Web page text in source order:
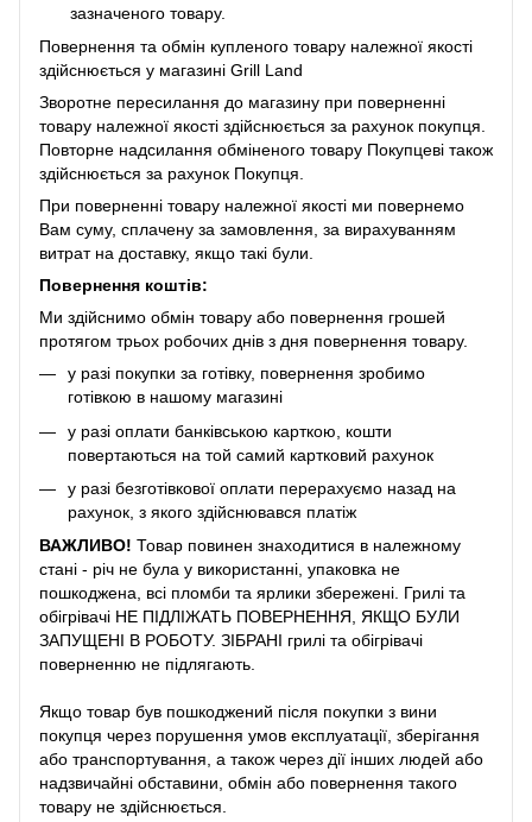
зазначеного товару.
Повернення та обмін купленого товару належної якості
здійснюється у магазині Grill Land
Зворотне пересилання до магазину при поверненні
товару належної якості здійснюється за рахунок покупця.
Повторне надсилання обміненого товару Покупцеві також
здійснюється за рахунок Покупця.
При поверненні товару належної якості ми повернемо
Вам суму, сплачену за замовлення, за вирахуванням
витрат на доставку, якщо такі були.
Повернення коштів:
Ми здійснимо обмін товару або повернення грошей
протягом трьох робочих днів з дня повернення товару.
у разі покупки за готівку, повернення зробимо
готівкою в нашому магазині
у разі оплати банківською карткою, кошти
повертаються на той самий картковий рахунок
у разі безготівкової оплати перерахуємо назад на
рахунок, з якого здійснювався платіж
ВАЖЛИВО! Товар повинен знаходитися в належному
стані - річ не була у використанні, упаковка не
пошкоджена, всі пломби та ярлики збережені. Грилі та
обігрівачі НЕ ПІДЛІЖАТЬ ПОВЕРНЕННЯ, ЯКЩО БУЛИ
ЗАПУЩЕНІ В РОБОТУ. ЗІБРАНІ грилі та обігрівачі
поверненню не підлягають.
Якщо товар був пошкоджений після покупки з вини
покупця через порушення умов експлуатації, зберігання
або транспортування, а також через дії інших людей або
надзвичайні обставини, обмін або повернення такого
товару не здійснюється.